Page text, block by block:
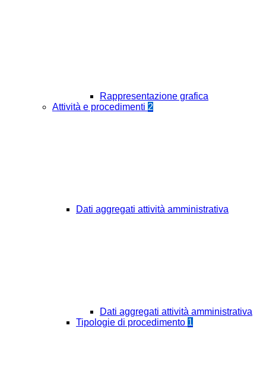
Rappresentazione grafica
Attività e procedimenti 2
Dati aggregati attività amministrativa
Dati aggregati attività amministrativa
Tipologie di procedimento 1